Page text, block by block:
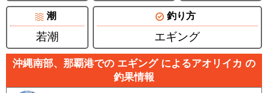
潮
若潮
釣り方
エギング
沖縄南部、那覇港での エギング によるアオリイカ の
釣果情報